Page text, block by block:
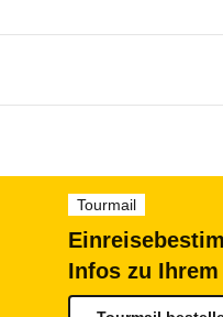
über 1,3 m an der
Wohnmobile
in bar
Visa) zu
(Smartcard)
Mit dem
Tourmail
Infos zu